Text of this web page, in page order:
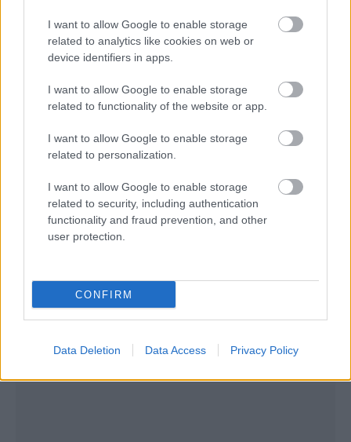
I want to allow Google to enable storage
related to analytics like cookies on web or
device identifiers in apps.
I want to allow Google to enable storage
related to functionality of the website or app.
I want to allow Google to enable storage
related to personalization.
I want to allow Google to enable storage
related to security, including authentication
functionality and fraud prevention, and other
user protection.
CONFIRM
Data Deletion Data Access Privacy Policy
Α1 ΓΥΝΑΙΚΩΝ 30/12/2016
Οι «ερυθρόλευκες» παρέλαβαν την κάρτα τους!
Μετά την αντρική ομάδα βόλεϊ, σειρά πήραν οι κυρίες του
τμήματος βόλεϊ του Ολυμπιακού για να παραλάβουν την